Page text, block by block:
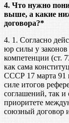
4. Что нужно
выше, а какие
договора?*
4. 1. Согласно
юр силы у
компетенции (ст.
как сама
СССР 17 марта 91
силе итогов
соглашений, так
приоритете
союзный договор